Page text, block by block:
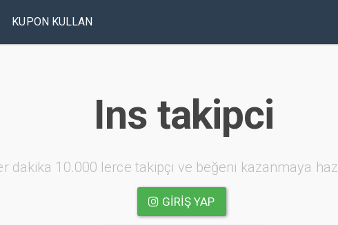
KUPON KULLAN
Ins takipci
dakika 10.000 lerce takipçi ve beğeni kazanmaya
GIRIŞ YAP